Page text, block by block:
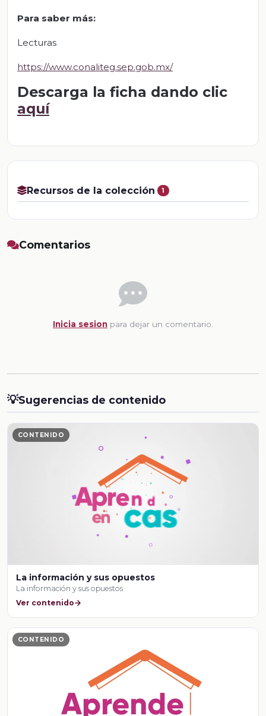
Para saber más:
Lecturas
https://www.conaliteg.sep.gob.mx/
Descarga la ficha dando clic
aquí
Recursos de la colección 1
Comentarios
Inicia sesion para dejar un comentario.
💡Sugerencias de contenido
CONTENIDO
La información y sus opuestos
La información y sus opuestos
Ver contenido
CONTENIDO